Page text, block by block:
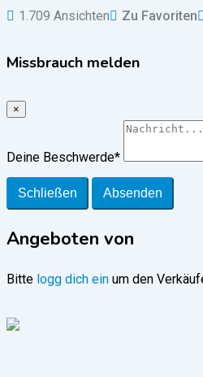
1.709 Ansichten Zu Favoriten
Missbrauch melden
×
Deine Beschwerde*
Schließen Absenden
Angeboten von
Bitte logg dich ein um den